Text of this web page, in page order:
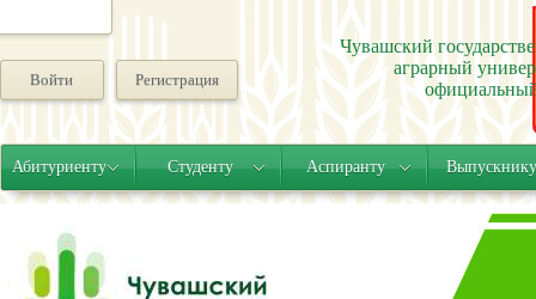
Войти Регистрация
Чувашский
аграрный
Абитуриенту Студенту Аспиранту